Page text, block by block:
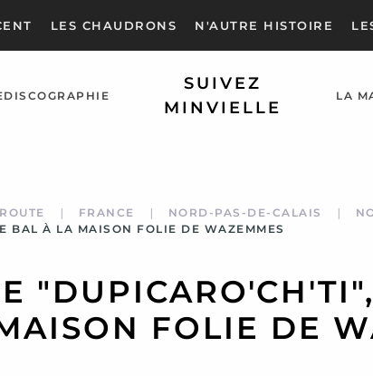
LES CHAUDRONS N'AUTRE HISTOIRE
DISCOGRAPHIE
SUIVEZ
MINVIELLE
LA
FRANCE NORD-PAS-DE-CALAIS
BAL À LA MAISON FOLIE DE WAZEMMES
FOLIE DE